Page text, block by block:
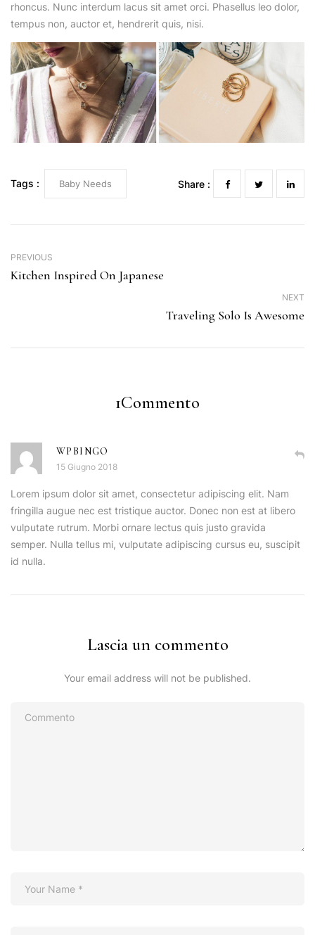
rhoncus. Nunc interdum lacus sit amet orci. Phasellus leo dolor,
tempus non, auctor et, hendrerit quis, nisi.
Tags : Baby Needs Share :
PREVIOUS
Kitchen Inspired On Japanese
NEXT
Traveling Solo Is Awesome
1Commento
WPBINGO
15 Giugno 2018
Lorem ipsum dolor sit amet, consectetur adipiscing elit. Nam
fringilla augue nec est tristique auctor. Donec non est at libero
vulputate rutrum. Morbi ornare lectus quis justo gravida
semper. Nulla tellus mi, vulputate adipiscing cursus eu, suscipit
id nulla.
Lascia un commento
Your email address will not be published.